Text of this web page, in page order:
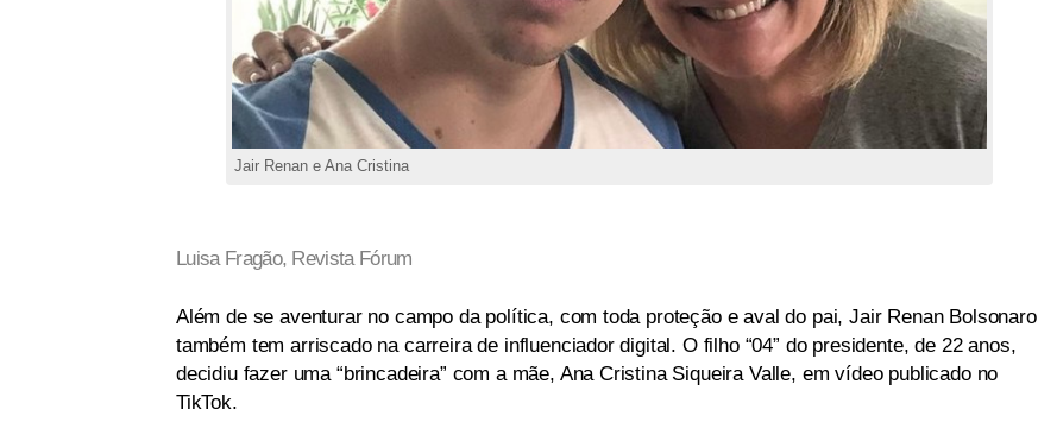
Jair Renan e Ana Cristina
Luisa Fragão, Revista Fórum
Além de se aventurar no campo da política, com toda proteção e aval do pai, Jair Renan Bolsonaro
também tem arriscado na carreira de influenciador digital. O filho “04” do presidente, de 22 anos,
decidiu fazer uma “brincadeira” com a mãe, Ana Cristina Siqueira Valle, em vídeo publicado no
TikTok.